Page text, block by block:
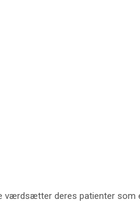
værdsætter deres patienter som